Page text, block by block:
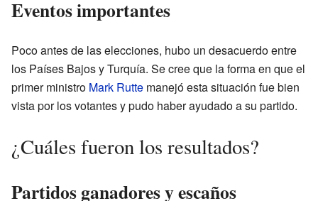
Eventos importantes
Poco antes de las elecciones, hubo un desacuerdo entre
los Países Bajos y Turquía. Se cree que la forma en que el
primer ministro Mark Rutte manejó esta situación fue bien
vista por los votantes y pudo haber ayudado a su partido.
¿Cuáles fueron los resultados?
Partidos ganadores y escaños